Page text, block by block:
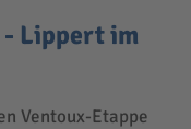
- Lippert im
Ventoux-Etappe